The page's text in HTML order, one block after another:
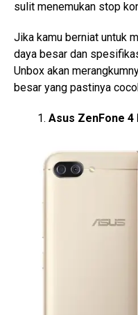
sulit menemukan stop
Jika kamu berniat untuk
daya besar dan
Unbox akan
besar yang pastinya
Asus ZenFone 4